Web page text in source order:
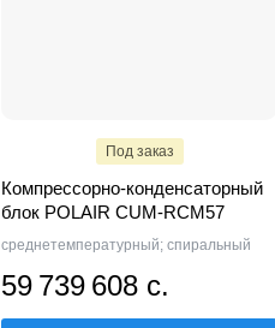
Под заказ
Компрессорно-конденсаторный
блок POLAIR CUM-RCM57
среднетемпературный; спиральный
59 739 608 с.